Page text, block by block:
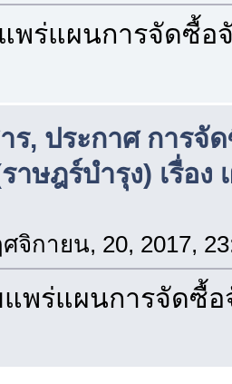
แพร่แผนการจัดซื้
ร, ประกาศ การจั
าษฎร์บำรุง) เรื่อ
จิกายน, 20, 2017,
ยแพร่แผนการจัดซื้